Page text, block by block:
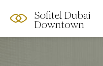
Sofitel Dubai
Downtown